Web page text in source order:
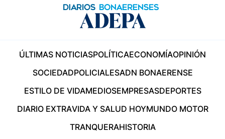
ÚLTIMAS NOTICIASPOLÍTICAECONOMÍAOPINIÓN
SOCIEDADPOLICIALESADN BONAERENSE
ESTILO DE VIDAMEDIOSEMPRESASDEPORTES
DIARIO EXTRAVIDA Y SALUD HOYMUNDO MOTOR
TRANQUERAHISTORIA